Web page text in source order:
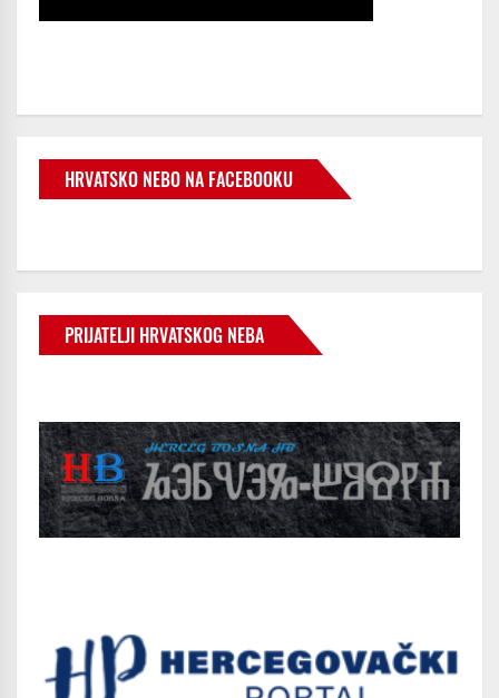
HRVATSKO NEBO NA FACEBOOKU
PRIJATELJI HRVATSKOG NEBA